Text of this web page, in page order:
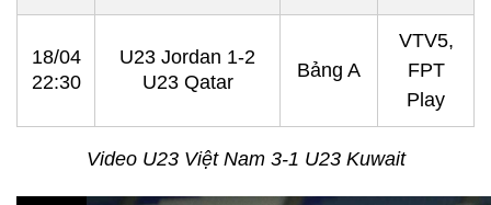
18/04
22:30
U23 Jordan 1-2
U23 Qatar
Bảng A
VTV5,
FPT
Play
Video U23 Việt Nam 3-1 U23 Kuwait